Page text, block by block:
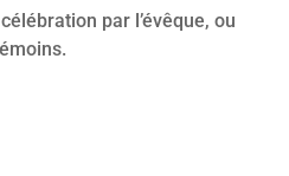
par l’évêque, ou